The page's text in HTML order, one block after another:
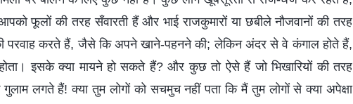
फूलों की तरह सँवारती हैं और भाई राजकुमारों या छबीले नौजवानों की तरह
परवाह करते हैं, जैसे कि अपने खाने-पहनने की; लेकिन अंदर से वे कंगाल होते हैं,
होता। इसके क्या मायने हो सकते हैं? और कुछ तो ऐसे हैं जो भिखारियों की तरह
लगते हैं! क्या तुम लोगों को सचमुच नहीं पता कि मैं तुम लोगों से क्या अपेक्षा